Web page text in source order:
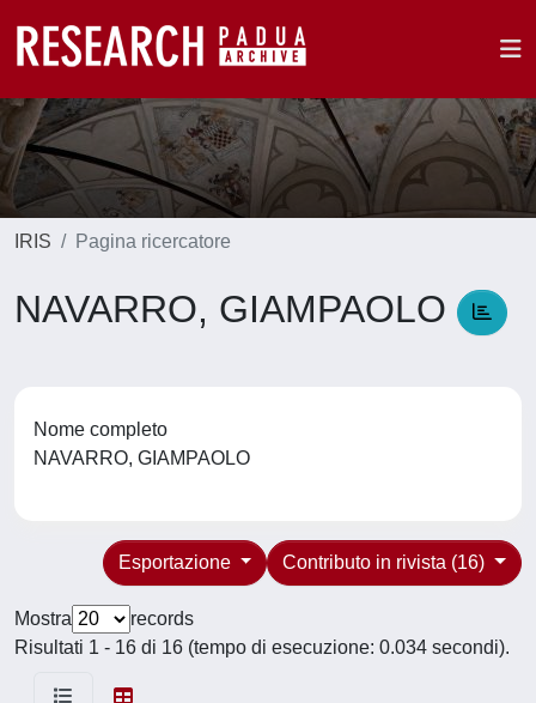
IRIS Pagina ricercatore
NAVARRO, GIAMPAOLO
Nome completo
NAVARRO, GIAMPAOLO
Contributo in rivista (16)
Esportazione
Mostra
records
Risultati 1 - 16 di 16 (tempo di esecuzione: 0.034 secondi).